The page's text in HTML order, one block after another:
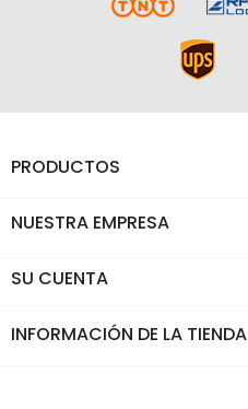
PRODUCTOS
NUESTRA EMPRESA
SU CUENTA
INFORMACIÓN DE LA TIENDA